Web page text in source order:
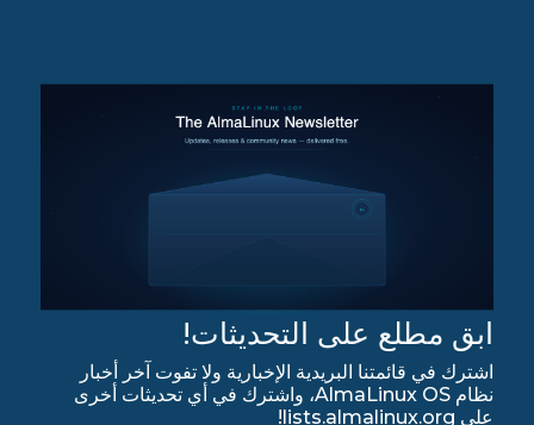
ابق مطلع على التحديثات!
اشترك في قائمتنا البريدية الإخبارية ولا تفوت آخر أخبار
نظام AlmaLinux OS، واشترك في أي تحديثات أخرى
على lists.almalinux.org!